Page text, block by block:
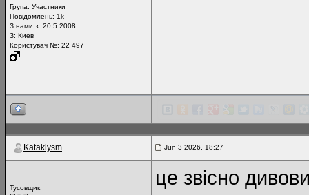
Група: Участники
Повідомлень: 1k
З нами з: 20.5.2008
З: Киев
Користувач №: 22 497
Kataklysm Jun 3 2026, 18:27
Тусовщик це звісно